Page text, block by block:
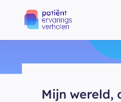
Mijn wereld,